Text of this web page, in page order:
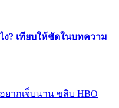
ง? เทียบให้ชัดในบทความ